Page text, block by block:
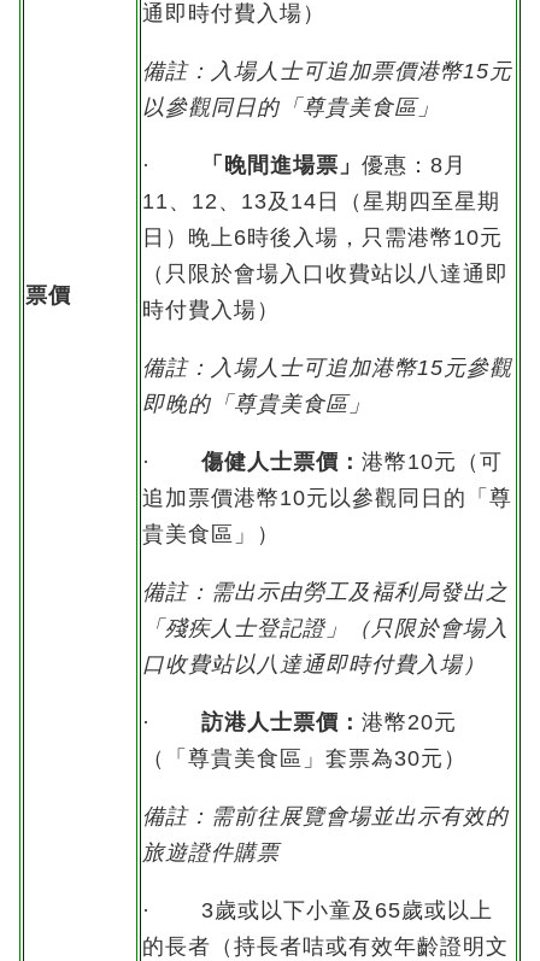
票價
通即時付費入場）
備註：入場人士可追加票價港幣15元
以參觀同日的「尊貴美食區」
· 「晚間進場票」 優惠：8月
11、12、13及14日（星期四至星期
日）晚上6時後入場，只需港幣10元
（只限於會場入口收費站以八達通即
時付費入場）
備註：入場人士可追加港幣15元參觀
即晚的「尊貴美食區」
·傷健人士票價 ： 港幣10元（可
追加票價港幣10元以參觀同日的「尊
貴美食區」）
備註：需出示由勞工及褔利局發出之
「殘疾人士登記證」（只限於會場入
口收費站以八達通即時付費入場）
· 訪港人士票價 ： 港幣20元
（「尊貴美食區」套票為30元）
備註：需前往展覽會場並出示有效的
旅遊證件購票
· 3歲或以下小童及65歲或以上
的長者（持長者咭或有效年齡證明文